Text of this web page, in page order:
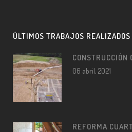
ÚLTIMOS TRABAJOS REALIZADOS
CONSTRUCCIÓN
06 abril, 2021
REFORMA